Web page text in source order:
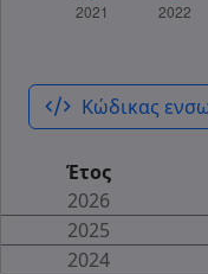
code_xml Κώδικας
Έτος
2026
2025
2024